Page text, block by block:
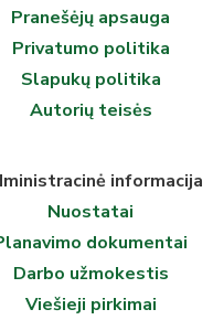
Pranešėjų apsauga
Privatumo politika
Slapukų politika
Autorių teisės
informacija
Nuostatai
dokumentai
Darbo užmokestis
Viešieji pirkimai